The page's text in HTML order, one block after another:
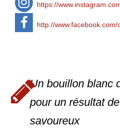
https://
http://
Un bouillon blanc
pour un résultat
savoureux